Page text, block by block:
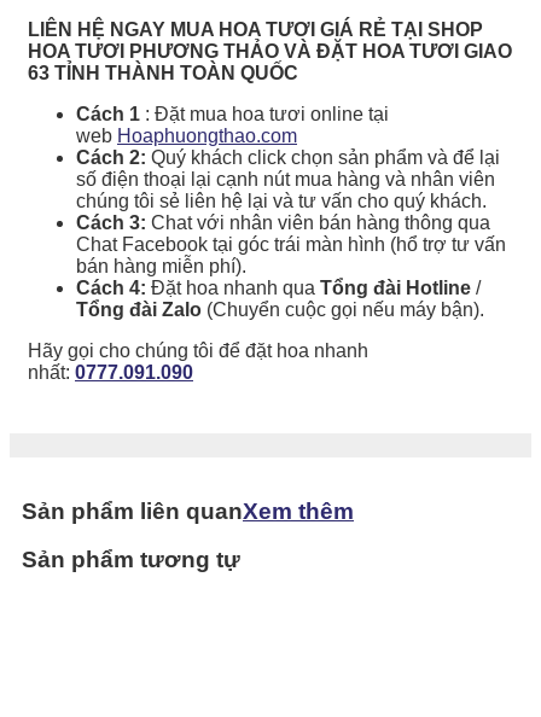
LIÊN HỆ NGAY MUA HOA TƯƠI GIÁ RẺ TẠI SHOP
HOA TƯƠI PHƯƠNG THẢO VÀ ĐẶT HOA TƯƠI GIAO
63 TỈNH THÀNH TOÀN QUỐC
Cách 1 : Đặt mua hoa tươi online tại
web Hoaphuongthao.com
Cách 2: Quý khách click chọn sản phẩm và để lại
số điện thoại lại cạnh nút mua hàng và nhân viên
chúng tôi sẻ liên hệ lại và tư vấn cho quý khách.
Cách 3: Chat với nhân viên bán hàng thông qua
Chat Facebook tại góc trái màn hình (hổ trợ tư vấn
bán hàng miễn phí).
Cách 4: Đặt hoa nhanh qua Tổng đài Hotline /
Tổng đài Zalo (Chuyển cuộc gọi nếu máy bận).
Hãy gọi cho chúng tôi để đặt hoa nhanh
nhất: 0777.091.090
Sản phẩm liên quanXem thêm
Sản phẩm tương tự